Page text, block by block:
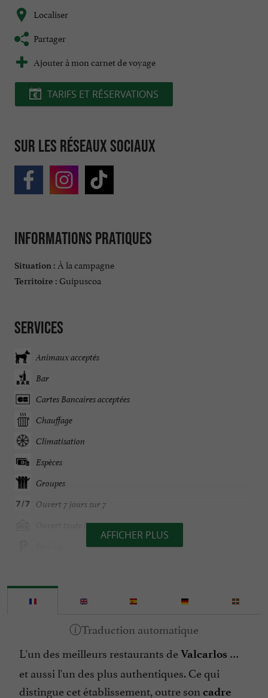
Localiser
Partager
Ajouter à mon carnet de voyage
TARIFS ET RÉSERVATIONS
Sur les réseaux sociaux
Informations pratiques
Situation : À la campagne
Territoire : Guipuscoa
Services
Animaux acceptés
Bar
Cartes Bancaires acceptées
Chauffage
Climatisation
Espèces
Groupes
Ouvert 7 jours sur 7
Ouvert toute l'année
Parle espagnol
Spécialites
Téléphone
Vue sur la montagne
AFFICHER PLUS
L'un des meilleurs restaurants deValcarlos …
et aussi l'un des plus authentiques. Ce qui
distingue cet établissement, outre son cadre